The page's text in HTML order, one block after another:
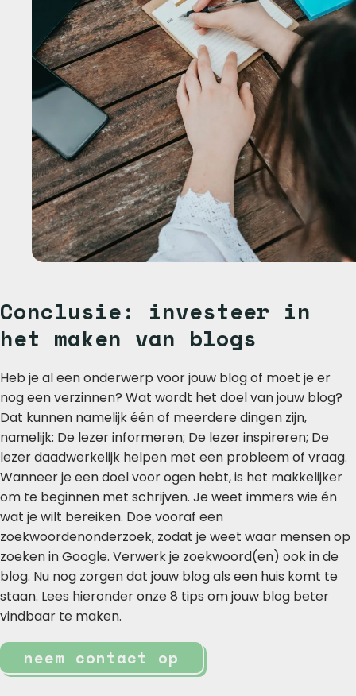
Conclusie: investeer in
het maken van blogs
Heb je al een onderwerp voor jouw blog of moet je er
nog een verzinnen? Wat wordt het doel van jouw blog?
Dat kunnen namelijk één of meerdere dingen zijn,
namelijk: De lezer informeren; De lezer inspireren; De
lezer daadwerkelijk helpen met een probleem of vraag.
Wanneer je een doel voor ogen hebt, is het makkelijker
om te beginnen met schrijven. Je weet immers wie én
wat je wilt bereiken. Doe vooraf een
zoekwoordenonderzoek, zodat je weet waar mensen op
zoeken in Google. Verwerk je zoekwoord(en) ook in de
blog. Nu nog zorgen dat jouw blog als een huis komt te
staan. Lees hieronder onze 8 tips om jouw blog beter
vindbaar te maken.
neem contact op